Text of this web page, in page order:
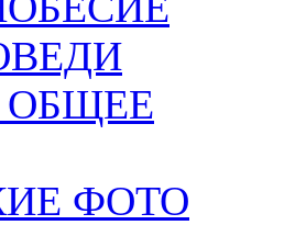
ОБЩЕЕ
ФОТО